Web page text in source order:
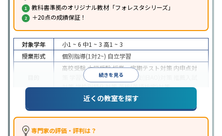
教科書準拠のオリジナル教材「フォレスタシリーズ」
＋20点の成績保証！
続きを見る
対象学年 小1 ~ 6 中1 ~ 3 高1 ~ 3
授業形式
個別指導(1対2~) 自立学習
高校受験大学受験授業・定期テスト対策 内申点対
学習習慣の定着総合型選抜(旧AO)対策
対策学校別特化対策英検(英語検定)対策
成績保証制度あり1科目から受講可能
自習室あり
※2023年3月調査。小学校高学年の個別指導塾アンケート調査方法を参
近くの教室を探す
専門家の評価・評判は？